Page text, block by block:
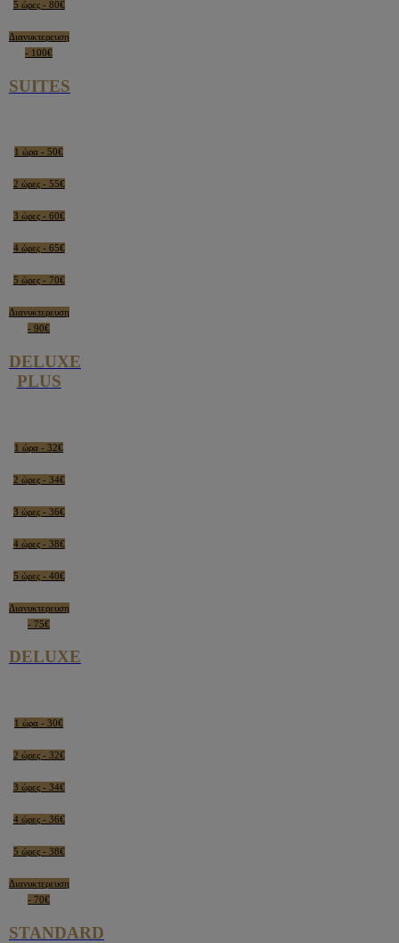
5 ώρες - 80€
Διανυκτερευση
- 100€
SUITES
1 ώρα - 50€
2 ώρες - 55€
3 ώρες - 60€
4 ώρες - 65€
5 ώρες - 70€
Διανυκτερευση
- 90€
DELUXE
PLUS
1 ώρα - 32€
2 ώρες - 34€
3 ώρες - 36€
4 ώρες - 38€
5 ώρες - 40€
Διανυκτερευση
- 75€
DELUXE
1 ώρα - 30€
2 ώρες - 32€
3 ώρες - 34€
4 ώρες - 36€
5 ώρες - 38€
Διανυκτερευση
- 70€
STANDARD